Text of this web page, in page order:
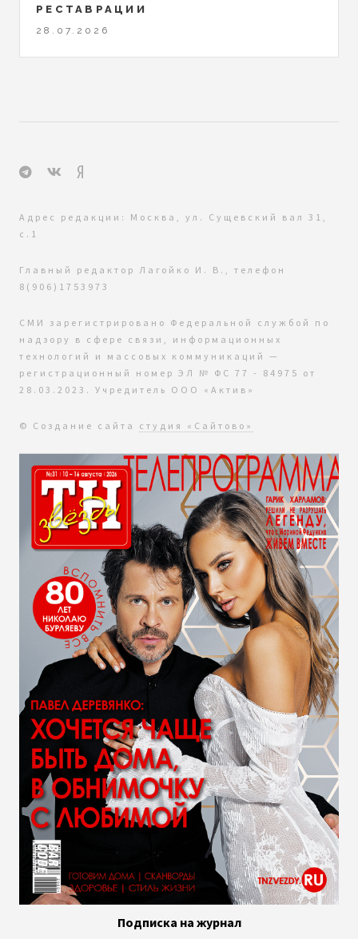
РЕСТАВРАЦИИ
28.07.2026
Адрес редакции: Москва, ул. Сущевский вал 31,
с.1
Главный редактор Лагойко И. В., телефон
8(906)1753973
СМИ зарегистрировано Федеральной службой по
надзору в сфере связи, информационных
технологий и массовых коммуникаций —
регистрационный номер ЭЛ № ФС 77 - 84975 от
28.03.2023. Учредитель ООО «Актив»
© Создание сайта студия «Сайтово»
Подписка на журнал